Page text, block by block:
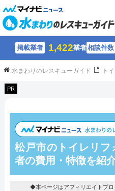
掲載業者 1,422業者相談件数
水まわりのレスキューガイド ト
PR
松戸市のトイレリ
者の費用・特徴を紹
◆本ページはアフィリエイトプロ